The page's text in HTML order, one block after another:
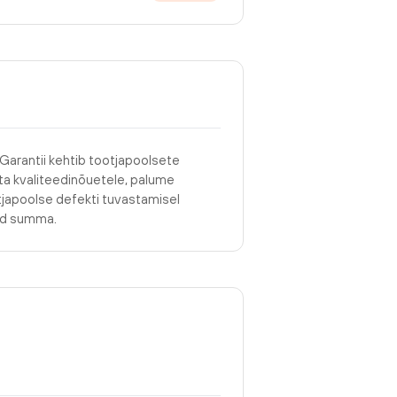
kehtib tootjapoolsete
kvaliteedinõuetele, palume
defekti tuvastamisel
summa.